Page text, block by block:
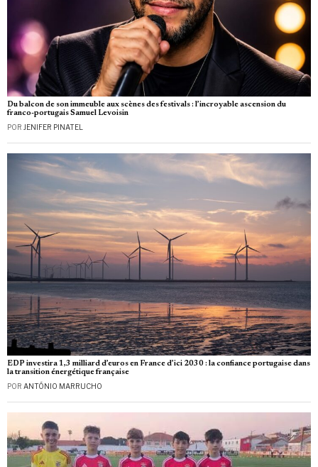
Du balcon de son immeuble aux scènes des festivals : l’incroyable ascension du
franco-portugais Samuel Levoisin
POR JENIFER PINATEL
EDP investira 1,3 milliard d’euros en France d’ici 2030 : la confiance portugaise dans
la transition énergétique française
POR ANTÓNIO MARRUCHO